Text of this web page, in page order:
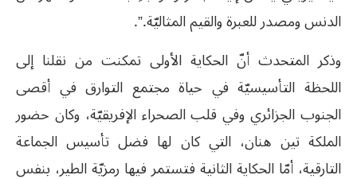
الدنس ومصدر للعبرة والقيم المثاليّة.”.
وذكر المتحدث أنّ الحكاية الأولى تمكنت من نقلنا إلى
اللحظة التأسيسيّة في حياة مجتمع التوارق في أقصى
الجنوب الجزائري وفي قلب الصحراء الإفريقيّة، وكان حضور
الملكة تين هنان، التي كان لها فضل تأسيس الجماعة
التارقية، أمّا الحكاية الثانية فتستمر فيها رمزيّة الطير، بنفس